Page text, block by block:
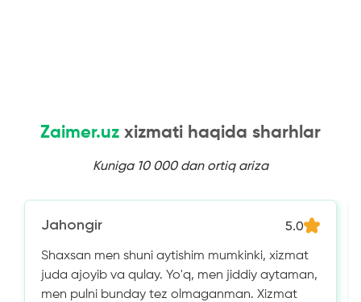
Zaimer.uz xizmati haqida sharhlar
Kuniga 10 000 dan ortiq ariza
Jahongir 5.0
Shaxsan men shuni aytishim mumkinki, xizmat
juda ajoyib va ​​qulay. Yo'q, men jiddiy aytaman,
men pulni bunday tez olmaganman. Xizmat